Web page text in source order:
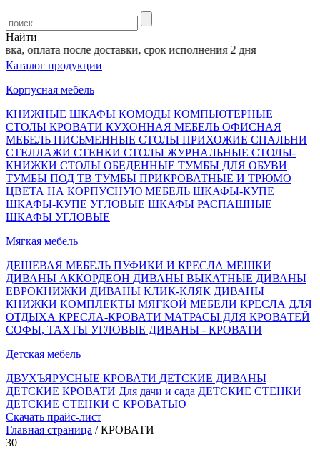
Найти
оплата после доставки, срок исполнения 2 дня
Каталог продукции
Корпусная мебель
КНИЖНЫЕ ШКАФЫ КОМОДЫ КОМПЬЮТЕРНЫЕ
СТОЛЫ КРОВАТИ КУХОННАЯ МЕБЕЛЬ ОФИСНАЯ
МЕБЕЛЬ ПИСЬМЕННЫЕ СТОЛЫ ПРИХОЖИЕ СПАЛЬНИ
СТЕЛЛАЖИ СТЕНКИ СТОЛЫ ЖУРНАЛЬНЫЕ СТОЛЫ-
КНИЖКИ СТОЛЫ ОБЕДЕННЫЕ ТУМБЫ ДЛЯ ОБУВИ
ТУМБЫ ПОД ТВ ТУМБЫ ПРИКРОВАТНЫЕ И ТРЮМО
ЦВЕТА НА КОРПУСНУЮ МЕБЕЛЬ ШКАФЫ-КУПЕ
ШКАФЫ-КУПЕ УГЛОВЫЕ ШКАФЫ РАСПАШНЫЕ
ШКАФЫ УГЛОВЫЕ
Мягкая мебель
ДЕШЕВАЯ МЕБЕЛЬ ПУФИКИ И КРЕСЛА МЕШКИ
ДИВАНЫ АККОРДЕОН ДИВАНЫ ВЫКАТНЫЕ ДИВАНЫ
ЕВРОКНИЖКИ ДИВАНЫ КЛИК-КЛЯК ДИВАНЫ
КНИЖКИ КОМПЛЕКТЫ МЯГКОЙ МЕБЕЛИ КРЕСЛА ДЛЯ
ОТДЫХА КРЕСЛА-КРОВАТИ МАТРАСЫ ДЛЯ КРОВАТЕЙ
СОФЫ, ТАХТЫ УГЛОВЫЕ ДИВАНЫ - КРОВАТИ
Детская мебель
ДВУХЪЯРУСНЫЕ КРОВАТИ ДЕТСКИЕ ДИВАНЫ
ДЕТСКИЕ КРОВАТИ Для дачи и сада ДЕТСКИЕ СТЕНКИ
ДЕТСКИЕ СТЕНКИ С КРОВАТЬЮ
Скачать прайс-лист
Главная страница / КРОВАТИ
30